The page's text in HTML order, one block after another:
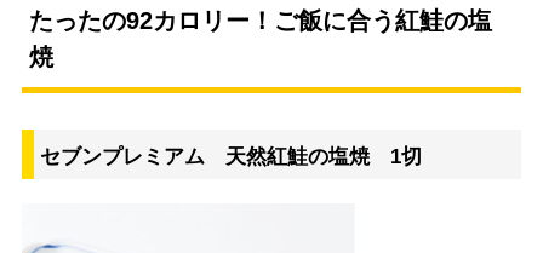
たったの92カロリー！ご飯に合う紅鮭の塩
焼
セブンプレミアム 天然紅鮭の塩焼 1切